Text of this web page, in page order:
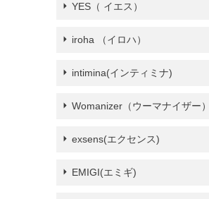
YES（ イエス）
iroha （イロハ）
intimina(インティミナ)
Womanizer（ウーマナイザー）
exsens(エクセンス)
EMIGI(エミギ)